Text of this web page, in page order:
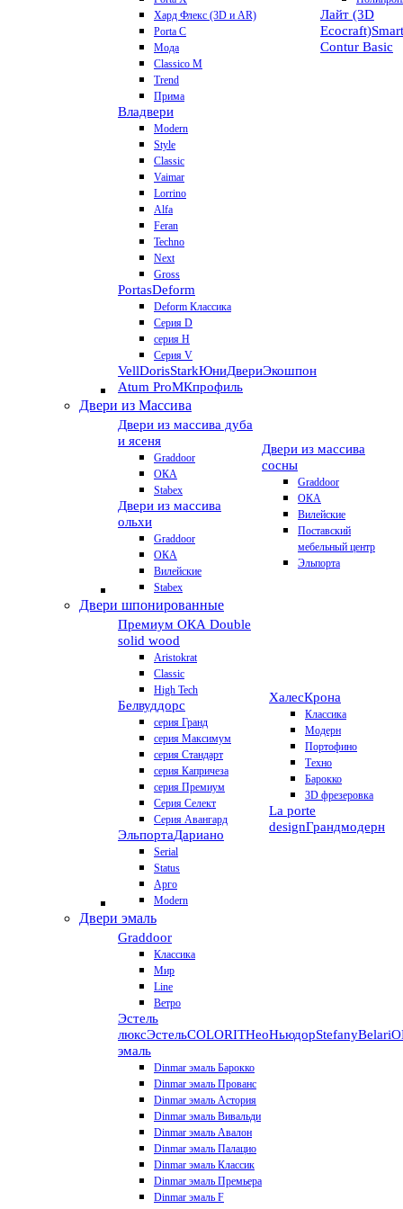
Хард Флекс (3D и AR)
Porta C
Мода
Classico M
Trend
Прима
Владвери
Modern
Style
Classic
Vaimar
Lorrino
Alfa
Feran
Techno
Next
Gross
PortasDeform
Deform Классика
Серия D
серия H
Серия V
VellDorisStarkЮниДвериЭкошпон
Atum ProМКпрофиль
Лайт (3D
Ecocraft)Smart
Contur Basic
Двери из Массива
Двери из массива дуба
и ясеня
Graddoor
ОКА
Stabex
Двери из массива
ольхи
Graddoor
ОКА
Вилейские
Stabex
Двери из массива
сосны
Graddoor
ОКА
Вилейские
Поставский
мебельный центр
Эльпорта
Двери шпонированные
Премиум ОКА Double
solid wood
Aristokrat
Classic
High Tech
Белвуддорс
серия Гранд
серия Максимум
серия Стандарт
серия Капричеза
серия Премиум
Серия Селект
Серия Авангард
ЭльпортаДариано
Serial
Status
Арго
Modern
ХалесКрона
Классика
Модерн
Портофино
Техно
Барокко
3D фрезеровка
La porte
designГрандмодерн
Двери эмаль
Graddoor
Классика
Мир
Line
Ветро
Эстель
люксЭстельCOLORITНеоНьюдорStefanyBelari
эмаль
Dinmar эмаль Барокко
Dinmar эмаль Прованс
Dinmar эмаль Астория
Dinmar эмаль Вивальди
Dinmar эмаль Авалон
Dinmar эмаль Палацио
Dinmar эмаль Классик
Dinmar эмаль Премьера
Dinmar эмаль F